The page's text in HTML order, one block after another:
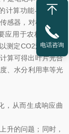
计算功能与存贮功
感器，对植物的光
用于农林业、园
测定CO2浓度、叶
算可得出叶片光合
、水分利用率等光
从而生成响应曲
的问题；同时，
电话咨询